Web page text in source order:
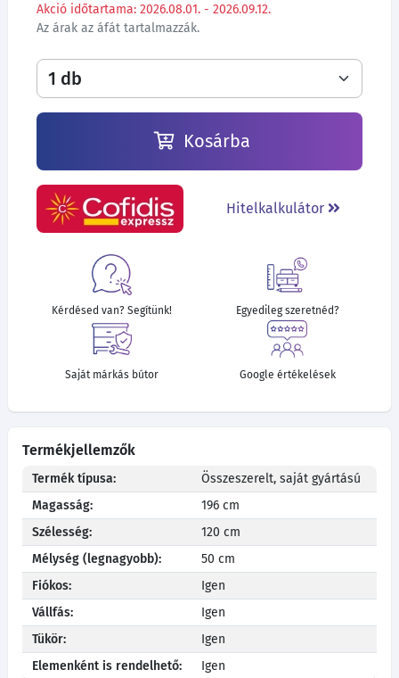
Akció időtartama: 2026.08.01. - 2026.09.12.
Az árak az áfát tartalmazzák.
Kosárba
Hitelkalkulátor
Kérdésed van? Segítünk! Egyedileg szeretnéd?
Saját márkás bútor Google értékelések
Termékjellemzők
Termék típusa:
Összeszerelt, saját gyártású
Magasság:
196 cm
Szélesség:
120 cm
Mélység (legnagyobb):
50 cm
Fiókos:
Igen
Vállfás:
Igen
Tükör:
Igen
Elemenként is rendelhető:
Igen